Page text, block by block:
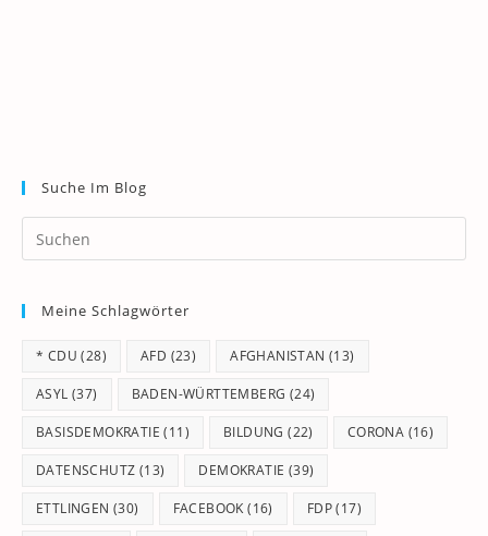
Suche Im Blog
Meine Schlagwörter
* CDU (28) AFD (23) AFGHANISTAN (13)
ASYL (37) BADEN-WÜRTTEMBERG (24)
BASISDEMOKRATIE (11) BILDUNG (22) CORONA (16)
DATENSCHUTZ (13) DEMOKRATIE (39)
ETTLINGEN (30) FACEBOOK (16) FDP(17)